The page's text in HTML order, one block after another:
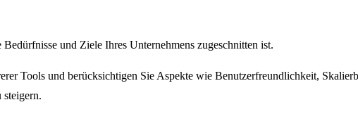
und Ziele Ihres Unternehmens zugeschnitten ist.
Tools und berücksichtigen Sie Aspekte wie Benutzerfreundlichkeit,